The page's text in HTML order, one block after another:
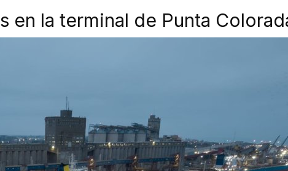
en la terminal de Punta